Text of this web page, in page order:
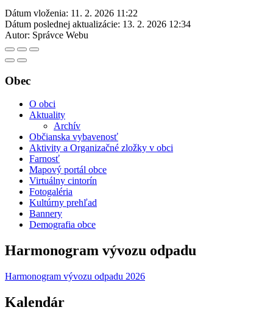
Dátum vloženia: 11. 2. 2026 11:22
Dátum poslednej aktualizácie: 13. 2. 2026 12:34
Autor: Správce Webu
Obec
O obci
Aktuality
Archív
Občianska vybavenosť
Aktivity a Organizačné zložky v obci
Farnosť
Mapový portál obce
Virtuálny cintorín
Fotogaléria
Kultúrny prehľad
Bannery
Demografia obce
Harmonogram vývozu odpadu
Harmonogram vývozu odpadu 2026
Kalendár